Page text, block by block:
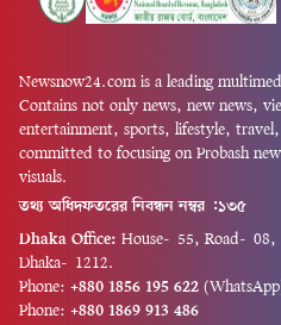
Newsnow24.com is a leading
Contains not only news, new news,
entertainment, sports, lifestyle,
committed to focusing on Probash
visuals.
তথ্য অধিদফতরের নিবন্ধন নম্বর :১৩৫
Dhaka Office: House-55, Road-
Dhaka-1212.
Phone: +880 1856 195 622
Phone: +880 1869 913 486